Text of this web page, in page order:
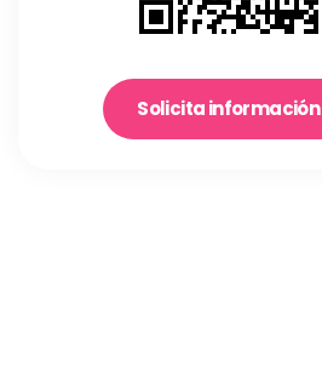
Solicita información